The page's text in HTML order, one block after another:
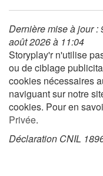
Rencontres et
Contes d'ici et
Autour de la lecture
Apprendre à lire
Livre audio
Dernière mise à jour :
août 2026 à 11:04
Storyplay'r n'utilise
ou de ciblage
cookies nécessaires
naviguant sur notre
cookies. Pour en
Privée.
Déclaration CNIL